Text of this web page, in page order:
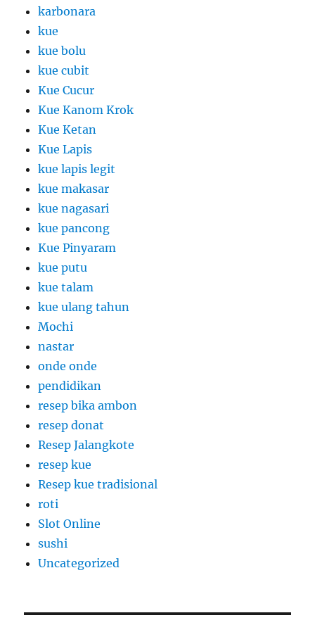
karbonara
kue
kue bolu
kue cubit
Kue Cucur
Kue Kanom Krok
Kue Ketan
Kue Lapis
kue lapis legit
kue makasar
kue nagasari
kue pancong
Kue Pinyaram
kue putu
kue talam
kue ulang tahun
Mochi
nastar
onde onde
pendidikan
resep bika ambon
resep donat
Resep Jalangkote
resep kue
Resep kue tradisional
roti
Slot Online
sushi
Uncategorized